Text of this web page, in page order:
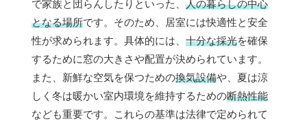
で家族と団らんしたりといった、 人の暮らしの中心
となる場所です。そのため、居室には快適性と安全
性が求められます。具体的には、 十分な採光を確保
するために窓の大きさや配置が決められています。
また、新鮮な空気を保つための換気設備や、夏は涼
しく冬は暖かい室内環境を維持するための断熱性能
なども重要です。これらの基準は法律で定められて